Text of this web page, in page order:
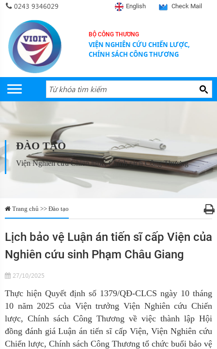
0243 9346029 English Check Mail
BỘ CÔNG THƯƠNG
VIỆN NGHIÊN CỨU CHIẾN LƯỢC,
CHÍNH SÁCH CÔNG THƯƠNG
ĐÀO TẠO
Viện Nghiên cứu Chiến lược, Chính sách Công Thương
Trang chủ >> Đào tạo
Lịch bảo vệ Luận án tiến sĩ cấp Viện của
Nghiên cứu sinh Phạm Châu Giang
27/10/2025
Thực hiện Quyết định số 1379/QĐ-CLCS ngày 10 tháng
10 năm 2025 của Viện trưởng Viện Nghiên cứu Chiến
lược, Chính sách Công Thương về việc thành lập Hội
đồng đánh giá Luận án tiến sĩ cấp Viện, Viện Nghiên cứu
Chiến lược, Chính sách Công Thương tổ chức buổi bảo vệ